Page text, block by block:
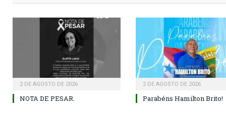
2 DE AGOSTO DE 2026
NOTA DE PESAR.
2 DE AGOSTO DE 2026
Parabéns Hamilton Brito!